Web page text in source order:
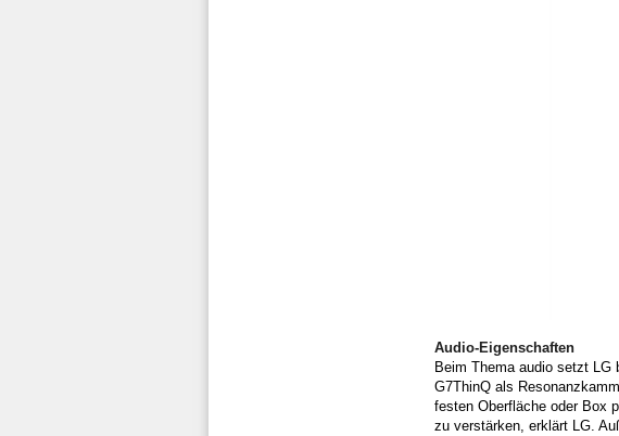
Audio-Eigenschaften
Beim Thema audio setzt LG
G7ThinQ als
festen Oberfläche oder Box
zu verstärken, erklärt LG.